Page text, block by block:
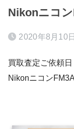
Nikonニコ
2020年8月10日
買取査定ご依頼
Nikonニコン